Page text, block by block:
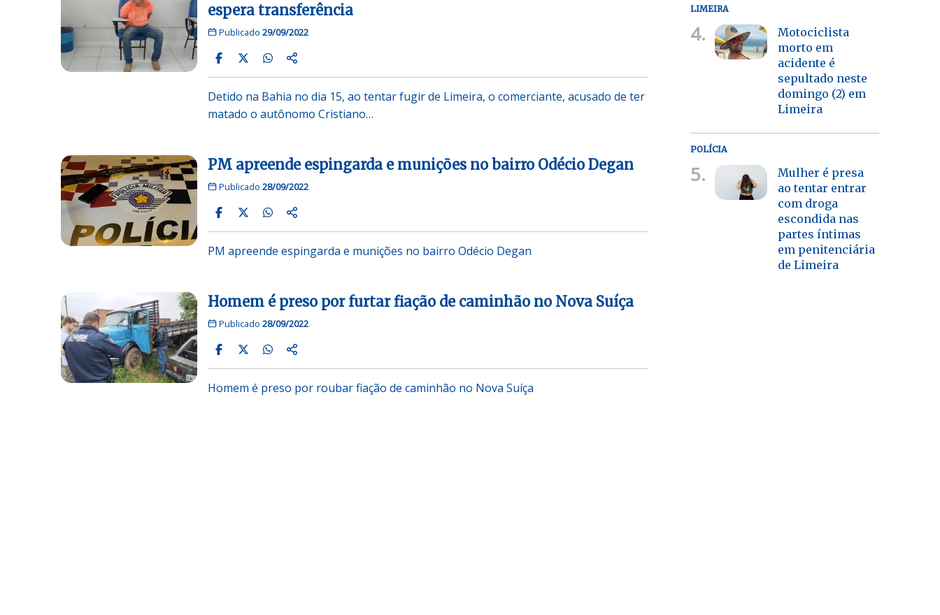
espera transferência
Publicado 29/09/2022
Detido na Bahia no dia 15, ao tentar fugir de Limeira, o comerciante, acusado de ter
matado o autônomo Cristiano…
PM apreende espingarda e munições no bairro Odécio Degan
Publicado 28/09/2022
PM apreende espingarda e munições no bairro Odécio Degan
Homem é preso por furtar fiação de caminhão no Nova Suíça
Publicado 28/09/2022
Homem é preso por roubar fiação de caminhão no Nova Suíça
LIMEIRA
4.
Motociclista
morto em
acidente é
sepultado neste
domingo (2) em
Limeira
POLÍCIA
5.
Mulher é presa
ao tentar entrar
com droga
escondida nas
partes íntimas
em penitenciária
de Limeira